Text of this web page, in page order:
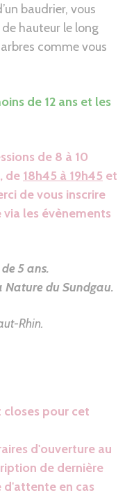
baudrier, vous
hauteur le long
comme vous
de 12 ans et les
de 8 à 10
, de 18h45 à 19h45 et
de vous inscrire
via les évènements
5 ans.
Nature du Sundgau.
Rhin.
closes pour cet
d'ouverture au
de dernière
d'attente en cas